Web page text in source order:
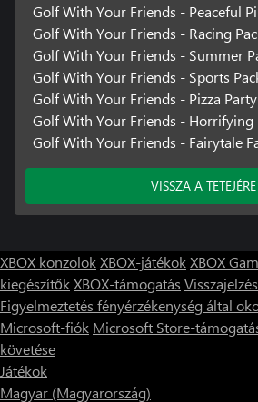
Golf With Your Friends - Peaceful
Golf With Your Friends - Racing
Golf With Your Friends - Summer
Golf With Your Friends - Sports
Golf With Your Friends - Pizza
Golf With Your Friends - Horrifying
Golf With Your Friends - Fairytale
VISSZA A TETEJÉRE
XBOX konzolokXBOX-játékokXBOX
kiegészítőkXBOX-támogatás Visszajelzés
Figyelmeztetés fényérzékenység által
Microsoft-fiók Microsoft Store-
követése
Játékok
Magyar (Magyarország)